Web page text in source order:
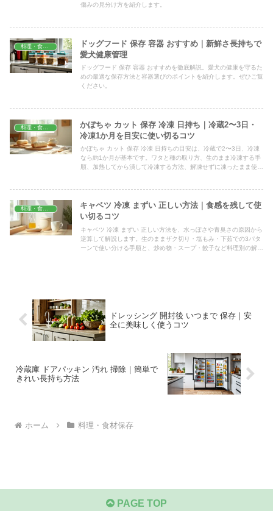
傷みの見分け方を紹介します。
ドッグフード 保存 容器 おすすめ｜新鮮さ長持ちで
愛犬健康管理
ドッグフード 保存 容器 おすすめを徹底解説。愛犬の健康を守るた
めの最適な保存方法と容器選びのポイントを紹介します。ぜひご覧
ください。
かぼちゃ カット 保存 冷凍 日持ち｜冷蔵2〜3日・
冷凍1か月を目安に使い切るコツ
かぼちゃ カット 保存 冷凍 日持ちの目安は、冷蔵で2〜3日、冷凍
なら約1か月が基本です。ワタと種の取り方、生のまま冷凍する手
順、加熱してから潰して冷凍する方法、解凍せずに凍ったまま使う
キャベツ 冷凍 まずい 正しい方法｜食感を残して使
い切るコツ
キャベツ 冷凍 まずい 正しい方法を、水っぽさや青臭さの原因から
逆算して解説します。生のままザク切り・塩もみ・下茹での3パタ
ーンで使い分ける手順と、炒め物・スープ・餃子など料理別の解凍
ドレッシング 開封後 いつまで 保存｜安
全に美味しく使うコツ
冷蔵庫 ドアパッキン 汚れ 掃除｜簡単で
きれい長持ち方法
ホーム 料理・食材保存
PAGE TOP